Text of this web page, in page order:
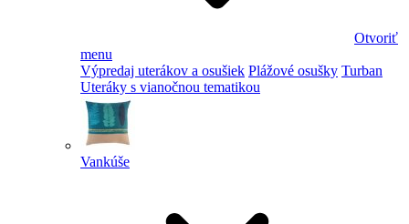
Otvoriť
menu
Výpredaj uterákov a osušiek Plážové osušky Turban
Uteráky s vianočnou tematikou
Vankúše